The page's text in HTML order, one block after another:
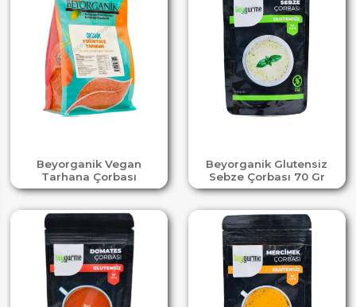
Beyorganik Vegan
Tarhana Çorbası
Beyorganik Glutensiz
Sebze Çorbası 70 Gr